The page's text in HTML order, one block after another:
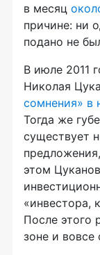
в месяц
причине: ни
подано не
В июле 2011
Николая
сомнения» в
Тогда же
существует
этом
«инвестора,
После этого
зоне и вовсе